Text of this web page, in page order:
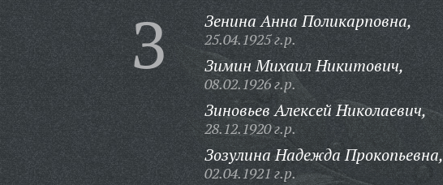
З Зенина Анна Поликарповна,
25.04.1925 г.р.
Зимин Михаил Никитович,
08.02.1926 г.р.
Зиновьев Алексей Николаевич,
28.12.1920 г.р.
Зозулина Надежда Прокопьевна,
02.04.1921 г.р.